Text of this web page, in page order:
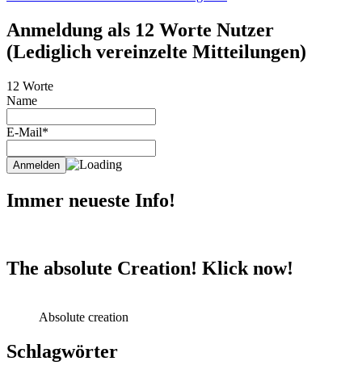
Anmeldung als 12 Worte Nutzer
(Lediglich vereinzelte Mitteilungen)
12 Worte
Name
E-Mail*
Immer neueste Info!
The absolute Creation! Klick now!
Absolute creation
Schlagwörter